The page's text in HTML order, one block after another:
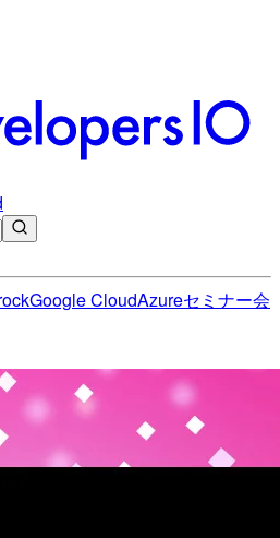
Google CloudAzureセミナー会